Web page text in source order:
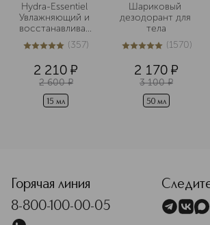
Hydra-Essentiel
Увлажняющий и
восстанавливающий
бальзам для губ
5из 5357 (357)
2 210 ¤
2 600 ¤
15 мл
Шариковый
дезодорант для
тела
5из 51570 (1570)
2 170 ¤
3 100 ¤
50 мл
Горячая линия
8-800-100-00-05